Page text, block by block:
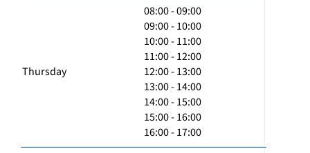
Thursday
08:00 - 09:00
09:00 - 10:00
10:00 - 11:00
11:00 - 12:00
12:00 - 13:00
13:00 - 14:00
14:00 - 15:00
15:00 - 16:00
16:00 - 17:00